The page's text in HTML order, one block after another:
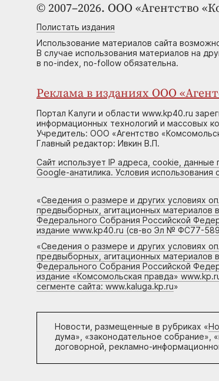
© 2007–2026. ООО «Агентство
Полистать издания
Использование материалов сайта
В случае использования материалов на
в no-index, no-follow обязательна.
Реклама в изданиях ООО
Портал Калуги и области www.kp40.ru
информационных технологий и массовых
Учредитель: ООО «Агентство
Главный редактор: Ивкин В.П.
Сайт использует IP адреса, cookie,
Google-анатилика. Условия
«Сведения о размере и других условиях
предвыборных, агитационных материалов
Федерального Собрания Российской
издание www.kp40.ru (св-во Эл № ФС77-
«Сведения о размере и других условиях
предвыборных, агитационных материалов
Федерального Собрания Российской
издание «Комсомольская правда»
сегменте сайта: www.kaluga.kp.ru»
Новости, размещенные в рубриках «
дума», «законодательное собрание»,
договорной, рекламно-